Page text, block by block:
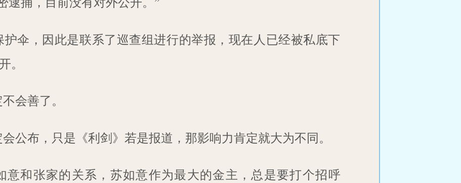
护伞，因此是联系了巡查组进行的举报，现在人已经被私底下
。
会善了。
公布，只是《利剑》若是报道，那影响力肯定就大为不同。
意和张家的关系，苏如意作为最大的金主，总是要打个招呼